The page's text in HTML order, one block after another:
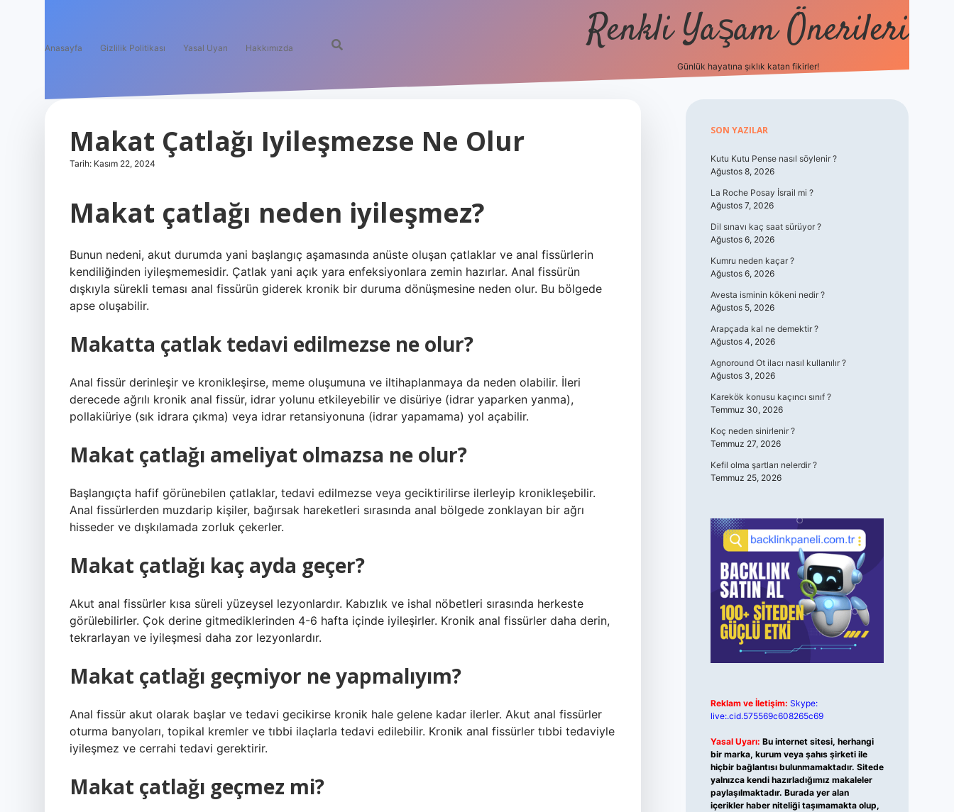
Anasayfa Gizlilik Politikası Yasal Uyarı Hakkımızda Renkli Yaşam Önerileri
Günlük hayatına şıklık katan fikirler!
Makat Çatlağı Iyileşmezse Ne Olur
Tarih: Kasım 22, 2024
Makat çatlağı neden iyileşmez?
Bunun nedeni, akut durumda yani başlangıç ​​aşamasında anüste oluşan çatlaklar ve anal fissürlerin
kendiliğinden iyileşmemesidir. Çatlak yani açık yara enfeksiyonlara zemin hazırlar. Anal fissürün
dışkıyla sürekli teması anal fissürün giderek kronik bir duruma dönüşmesine neden olur. Bu bölgede
apse oluşabilir.
Makatta çatlak tedavi edilmezse ne olur?
Anal fissür derinleşir ve kronikleşirse, meme oluşumuna ve iltihaplanmaya da neden olabilir. İleri
derecede ağrılı kronik anal fissür, idrar yolunu etkileyebilir ve disüriye (idrar yaparken yanma),
pollakiüriye (sık idrara çıkma) veya idrar retansiyonuna (idrar yapamama) yol açabilir.
Makat çatlağı ameliyat olmazsa ne olur?
Başlangıçta hafif görünebilen çatlaklar, tedavi edilmezse veya geciktirilirse ilerleyip kronikleşebilir.
Anal fissürlerden muzdarip kişiler, bağırsak hareketleri sırasında anal bölgede zonklayan bir ağrı
hisseder ve dışkılamada zorluk çekerler.
Makat çatlağı kaç ayda geçer?
Akut anal fissürler kısa süreli yüzeysel lezyonlardır. Kabızlık ve ishal nöbetleri sırasında herkeste
görülebilirler. Çok derine gitmediklerinden 4-6 hafta içinde iyileşirler. Kronik anal fissürler daha derin,
tekrarlayan ve iyileşmesi daha zor lezyonlardır.
Makat çatlağı geçmiyor ne yapmalıyım?
Anal fissür akut olarak başlar ve tedavi gecikirse kronik hale gelene kadar ilerler. Akut anal fissürler
oturma banyoları, topikal kremler ve tıbbi ilaçlarla tedavi edilebilir. Kronik anal fissürler tıbbi tedaviyle
iyileşmez ve cerrahi tedavi gerektirir.
Makat çatlağı geçmez mi?
Sidebar
SON YAZILAR
Kutu Kutu Pense nasıl söylenir ?
Ağustos 8, 2026
La Roche Posay İsrail mi ?
Ağustos 7, 2026
Dil sınavı kaç saat sürüyor ?
Ağustos 6, 2026
Kumru neden kaçar ?
Ağustos 6, 2026
Avesta isminin kökeni nedir ?
Ağustos 5, 2026
Arapçada kal ne demektir ?
Ağustos 4, 2026
Agnoround Ot ilacı nasıl kullanılır ?
Ağustos 3, 2026
Karekök konusu kaçıncı sınıf ?
Temmuz 30, 2026
Koç neden sinirlenir ?
Temmuz 27, 2026
Kefil olma şartları nelerdir ?
Temmuz 25, 2026
Reklam ve İletişim: Skype:
live:.cid.575569c608265c69
Yasal Uyarı: Bu internet sitesi, herhangi
bir marka, kurum veya şahıs şirketi ile
hiçbir bağlantısı bulunmamaktadır. Sitede
yalnızca kendi hazırladığımız makaleler
paylaşılmaktadır. Burada yer alan
içerikler haber niteliği taşımamakta olup,